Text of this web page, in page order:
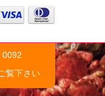
0092
覧下さい